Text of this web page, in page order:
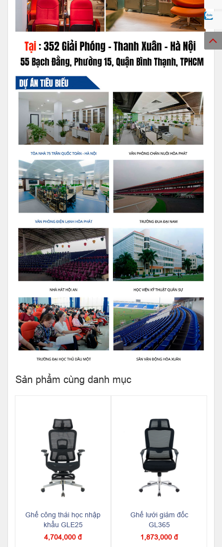
Sản phẩm cùng danh mục
Ghế công thái học nhập
khẩu GLE25
4,704,000 đ
Ghế lưới giám đốc
GL365
1,873,000 đ